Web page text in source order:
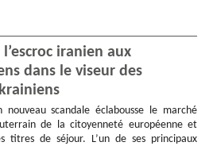
iranien aux
dans le viseur des
nouveau scandale éclabousse le marché
de la citoyenneté européenne et
titres de séjour. L’un de ses principaux